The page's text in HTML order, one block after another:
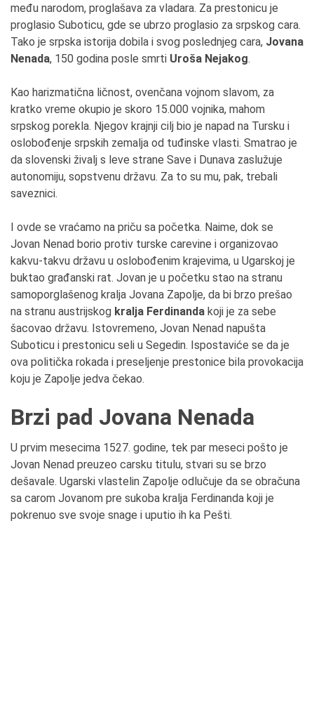
među narodom, proglašava za vladara. Za prestonicu je
proglasio Suboticu, gde se ubrzo proglasio za srpskog cara.
Tako je srpska istorija dobila i svog poslednjeg cara, Jovana
Nenada, 150 godina posle smrti Uroša Nejakog.
Kao harizmatična ličnost, ovenčana vojnom slavom, za
kratko vreme okupio je skoro 15.000 vojnika, mahom
srpskog porekla. Njegov krajnji cilj bio je napad na Tursku i
oslobođenje srpskih zemalja od tuđinske vlasti. Smatrao je
da slovenski živalj s leve strane Save i Dunava zaslužuje
autonomiju, sopstvenu državu. Za to su mu, pak, trebali
saveznici.
I ovde se vraćamo na priču sa početka. Naime, dok se
Jovan Nenad borio protiv turske carevine i organizovao
kakvu-takvu državu u oslobođenim krajevima, u Ugarskoj je
buktao građanski rat. Jovan je u početku stao na stranu
samoporglašenog kralja Jovana Zapolje, da bi brzo prešao
na stranu austrijskog kralja Ferdinanda koji je za sebe
šacovao državu. Istovremeno, Jovan Nenad napušta
Suboticu i prestonicu seli u Segedin. Ispostaviće se da je
ova politička rokada i preseljenje prestonice bila provokacija
koju je Zapolje jedva čekao.
Brzi pad Jovana Nenada
U prvim mesecima 1527. godine, tek par meseci pošto je
Jovan Nenad preuzeo carsku titulu, stvari su se brzo
dešavale. Ugarski vlastelin Zapolje odlučuje da se obračuna
sa carom Jovanom pre sukoba kralja Ferdinanda koji je
pokrenuo sve svoje snage i uputio ih ka Pešti.